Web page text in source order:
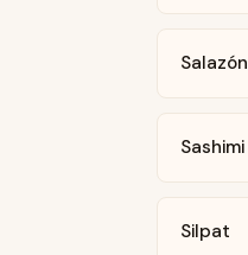
Salazón
Sashimi
Silpat